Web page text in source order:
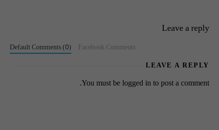
Leave a reply
Default Comments (0)
Facebook Comments
LEAVE A REPLY
You must belogged into post a comment.